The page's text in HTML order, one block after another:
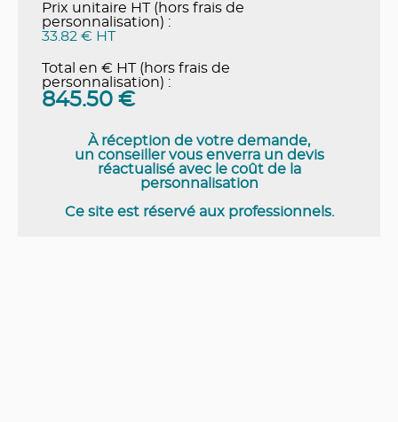
Prix unitaire HT (hors frais de
personnalisation) :
33.82 € HT
Total en € HT (hors frais de
personnalisation) :
845.50 €
À réception de votre demande,
un conseiller vous enverra un devis
réactualisé avec le coût de la
personnalisation
Ce site est réservé aux professionnels.